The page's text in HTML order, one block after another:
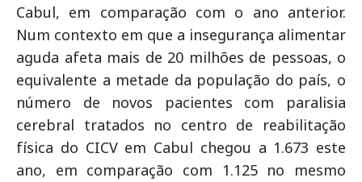
Cabul, em comparação com o ano anterior.
Num contexto em que a insegurança alimentar
aguda afeta mais de 20 milhões de pessoas, o
equivalente a metade da população do país, o
número de novos pacientes com paralisia
cerebral tratados no centro de reabilitação
física do CICV em Cabul chegou a 1.673 este
ano, em comparação com 1.125 no mesmo